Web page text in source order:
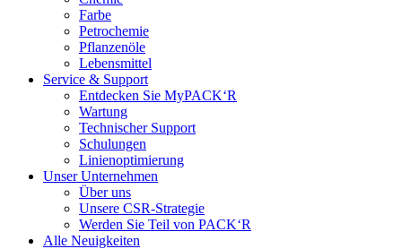
Farbe
Petrochemie
Pflanzenöle
Lebensmittel
Service & Support
Entdecken Sie MyPACK‘R
Wartung
Technischer Support
Schulungen
Linienoptimierung
Unser Unternehmen
Über uns
Unsere CSR-Strategie
Werden Sie Teil von PACK‘R
Alle Neuigkeiten